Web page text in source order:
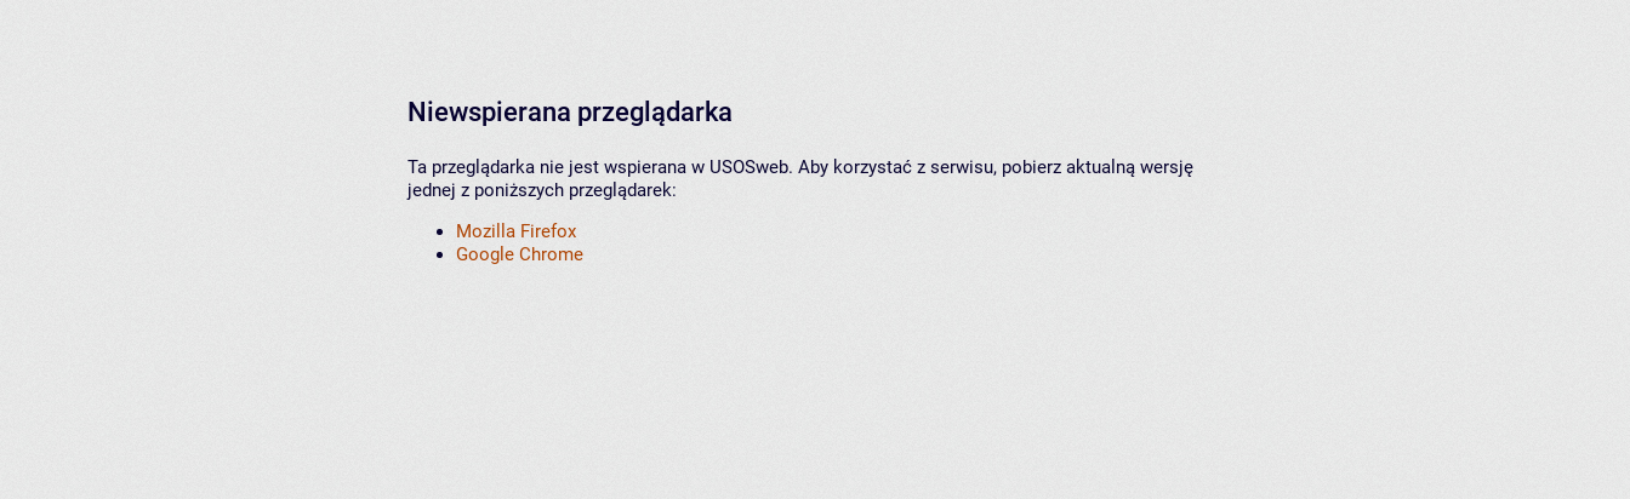
Niewspierana przeglądarka
Ta przeglądarka nie jest wspierana w USOSweb. Aby korzystać z serwisu, pobierz aktualną wersję
jednej z poniższych przeglądarek:
Mozilla Firefox
Google Chrome